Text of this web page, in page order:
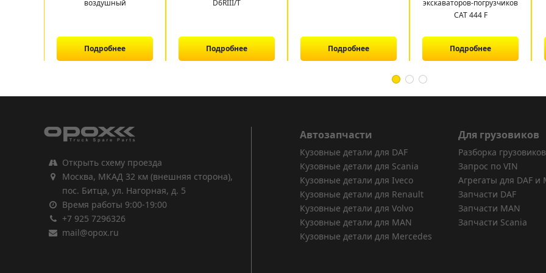
воздушный
Подробнее
D6RIII/T
Подробнее Подробнее
экскаваторов-погрузчиков
САТ 444 F
Подробнее
Открыть схему проезда
Москва, МКАД 32 км (внешняя сторона),
пос. Битца, ул. Нагорная, д. 5
Время работы 9:00-19:00
+7 925 7296326
mail@opox.ru
Автозапчасти
Кузовные детали для DAF
Кузовные детали для Scania
Кузовные детали для Iveco
Кузовные детали для Renault
Кузовные детали для Volvo
Кузовные детали для MAN
Кузовные детали для Mercedes
Для грузовиков
Разборка грузовиков
Запрос по VIN
Агрегаты для DAF и
Запчасти DAF
Запчасти MAN
Запчасти Scania